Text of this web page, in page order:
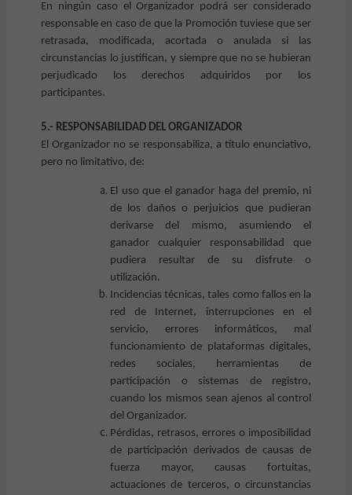
En ningún caso el Organizador podrá ser considerado
responsable en caso de que la Promoción tuviese que ser
retrasada, modificada, acortada o anulada si las
circunstancias lo justifican, y siempre que no se hubieran
perjudicado los derechos adquiridos por los
participantes.
5.- RESPONSABILIDAD DEL ORGANIZADOR
El Organizador no se responsabiliza, a título enunciativo,
pero no limitativo, de:
El uso que el ganador haga del premio, ni
de los daños o perjuicios que pudieran
derivarse del mismo, asumiendo el
ganador cualquier responsabilidad que
pudiera resultar de su disfrute o
utilización.
Incidencias técnicas, tales como fallos en la
red de Internet, interrupciones en el
servicio, errores informáticos, mal
funcionamiento de plataformas digitales,
redes sociales, herramientas de
participación o sistemas de registro,
cuando los mismos sean ajenos al control
del Organizador.
Pérdidas, retrasos, errores o imposibilidad
de participación derivados de causas de
fuerza mayor, causas fortuitas,
actuaciones de terceros, o circunstancias